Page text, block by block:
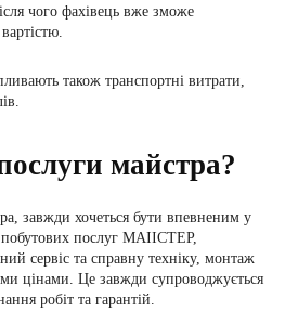
чого фахівець вже зможе
також транспортні витрати,
майстра?
завжди хочеться бути впевненим у
побутових послуг МАІІСТЕР,
сервіс та справну техніку, монтаж
цінами. Це завжди супроводжується
робіт та гарантій.